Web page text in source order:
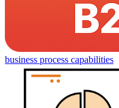
business process capabilities